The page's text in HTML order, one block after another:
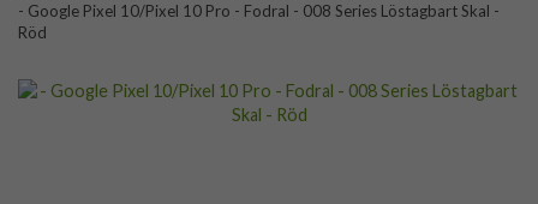
- Google Pixel 10/Pixel 10 Pro - Fodral - 008 Series Löstagbart Skal -
Röd